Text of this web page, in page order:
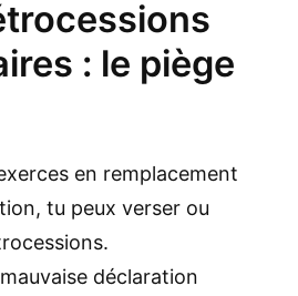
: le piège
en remplacement
tu peux verser ou
déclaration